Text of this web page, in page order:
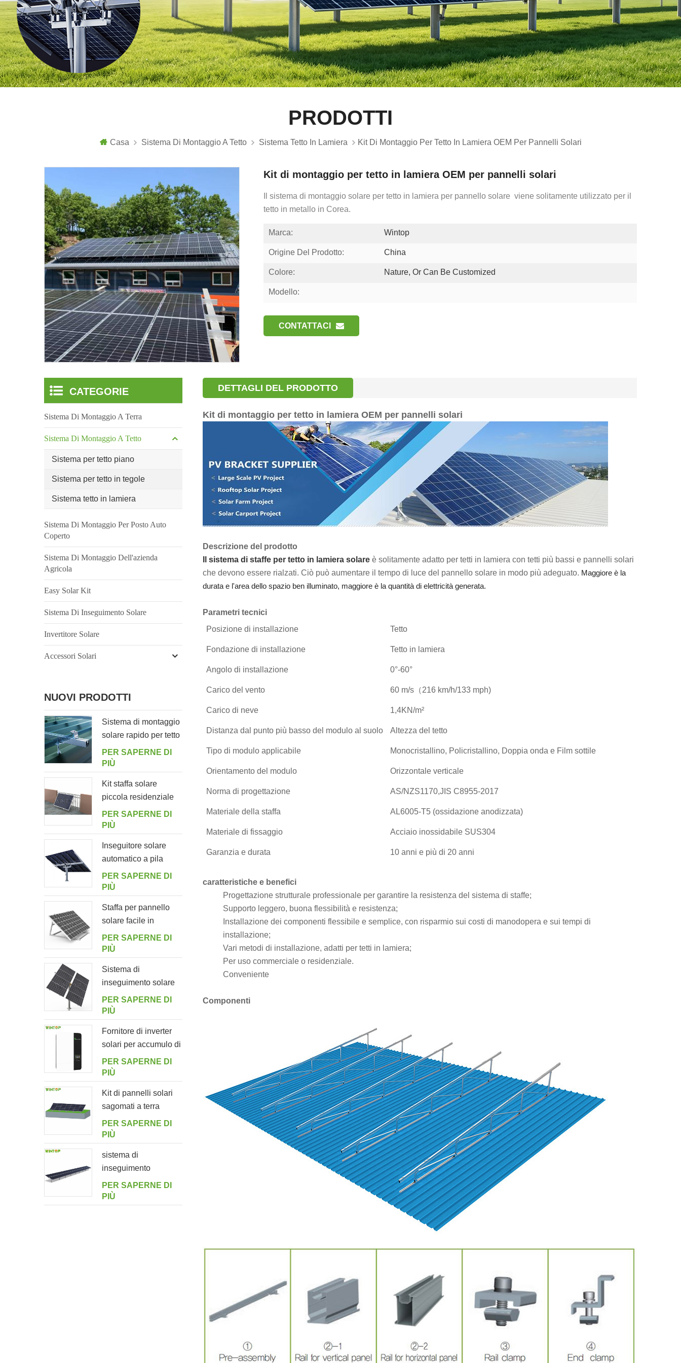
PRODOTTI
Casa Sistema Di Montaggio A Tetto Sistema Tetto In Lamiera Kit Di Montaggio Per Tetto In Lamiera OEM Per Pannelli Solari
Kit di montaggio per tetto in lamiera OEM per pannelli solari
Il sistema di montaggio solare per tetto in lamiera per pannello solare viene solitamente utilizzato per il
tetto in metallo in Corea.
Marca: Wintop
Origine Del Prodotto: China
Colore: Nature, Or Can Be Customized
Modello:
CONTATTACI
DETTAGLI DEL PRODOTTO
Kit di montaggio per tetto in lamiera OEM per pannelli solari
Descrizione del prodotto
Il sistema di staffe per tetto in lamiera solareè solitamente adatto per tetti in lamiera con tetti più bassi e pannelli solari
che devono essere rialzati. Ciò può aumentare il tempo di luce del pannello solare in modo più adeguato. Maggiore è la
durata e l'area dello spazio ben illuminato, maggiore è la quantità di elettricità generata.
Parametri tecnici
Posizione di installazione
Tetto
Fondazione di installazione Tetto in lamiera
Angolo di installazione 0°-60°
Carico del vento 60 m/s（216 km/h/133 mph)
Carico di neve 1,4KN/m²
Distanza dal punto più basso del modulo al suolo Altezza del tetto
Tipo di modulo applicabile Monocristallino, Policristallino, Doppia onda e Film sottile
Orientamento del modulo Orizzontale verticale
Norma di progettazione AS/NZS1170,JIS C8955-2017
Materiale della staffa AL6005-T5 (ossidazione anodizzata)
Materiale di fissaggio Acciaio inossidabile SUS304
Garanzia e durata 10 anni e più di 20 anni
caratteristiche e benefici
Progettazione strutturale professionale per garantire la resistenza del sistema di staffe;
Supporto leggero, buona flessibilità e resistenza;
Installazione dei componenti flessibile e semplice, con risparmio sui costi di manodopera e sui tempi di
installazione;
Vari metodi di installazione, adatti per tetti in lamiera;
Per uso commerciale o residenziale.
Conveniente
Componenti
CATEGORIE
Sistema Di Montaggio A Terra
Sistema Di Montaggio A Tetto
Sistema per tetto piano
Sistema per tetto in tegole
Sistema tetto in lamiera
Sistema Di Montaggio Per Posto Auto
Coperto
Sistema Di Montaggio Dell'azienda
Agricola
Easy Solar Kit
Sistema Di Inseguimento Solare
Invertitore Solare
Accessori Solari
NUOVI PRODOTTI
Sistema di montaggio
solare rapido per tetto
in lamiera con bullone
di sospensione
PER SAPERNE DI
PIÙ
Kit staffa solare
piccola residenziale
per balcone
domestico
PER SAPERNE DI
PIÙ
Inseguitore solare
automatico a pila
singola con 10
pannelli fotovoltaici
PER SAPERNE DI
PIÙ
Staffa per pannello
solare facile in
alluminio regolabile
ad angolo per
giardino
PER SAPERNE DI
PIÙ
Sistema di
inseguimento solare
intelligente a doppia
fila a palo singolo
PER SAPERNE DI
PIÙ
Fornitore di inverter
solari per accumulo di
energia off-grid
5000ES
PER SAPERNE DI
PIÙ
Kit di pannelli solari
sagomati a terra
PER SAPERNE DI
PIÙ
sistema di
inseguimento
orizzontale monoasse
multi-drive a doppio
ritratto
PER SAPERNE DI
PIÙ